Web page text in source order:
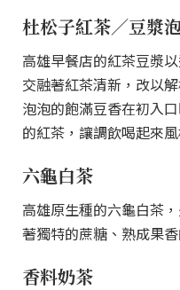
杜松子紅茶／豆漿
高雄早餐店的紅茶豆漿
交融著紅茶清新，改以
泡泡的飽滿豆香在初入
的紅茶，讓調飲喝起來
六龜白茶
高雄原生種的六龜白茶
著獨特的蔗糖、熟成果
香料奶茶